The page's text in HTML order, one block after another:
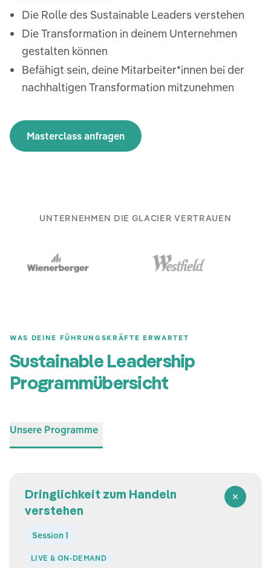
Die Rolle des Sustainable Leaders verstehen
Die Transformation in deinem Unternehmen
gestalten können
Befähigt sein, deine Mitarbeiter*innen bei der
nachhaltigen Transformation mitzunehmen
Masterclass anfragen
UNTERNEHMEN DIE GLACIER VERTRAUEN
WAS DEINE FÜHRUNGSKRÄFTE ERWARTET
Sustainable Leadership
Programmübersicht
Unsere Programme
Dringlichkeit zum Handeln
verstehen
Session 1
LIVE & ON-DEMAND